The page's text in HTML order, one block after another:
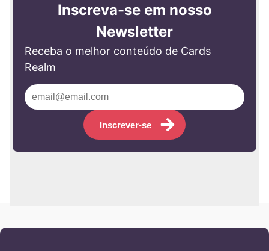
Inscreva-se em nosso
Newsletter
Receba o melhor conteúdo de Cards
Realm
Inscrever-se